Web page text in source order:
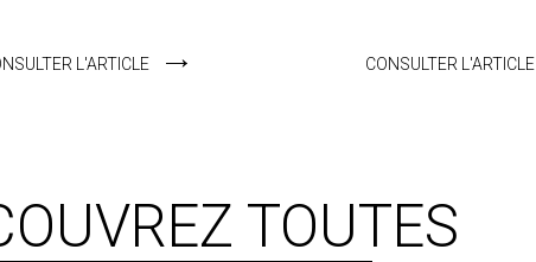
L'ARTICLE CONSULTER L'ARTICLE
TOUTES